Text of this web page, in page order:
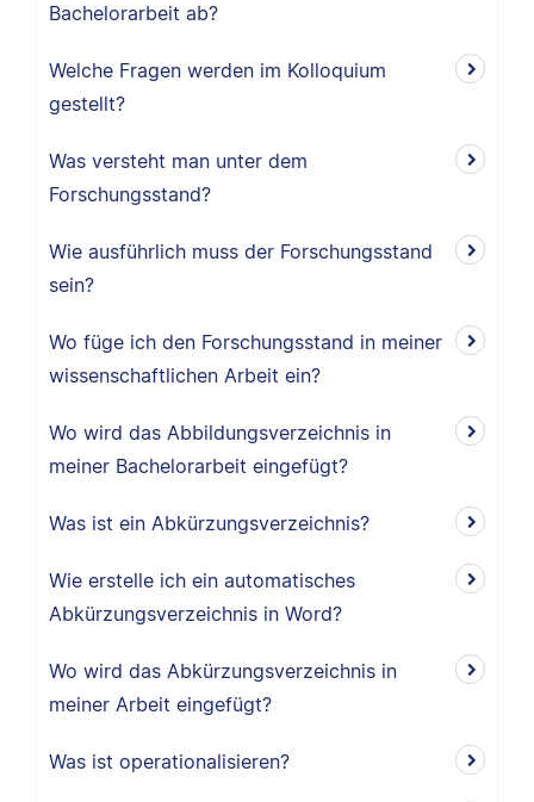
Bachelorarbeit ab?
Welche Fragen werden im Kolloquium
gestellt?
Was versteht man unter dem
Forschungsstand?
Wie ausführlich muss der Forschungsstand
sein?
Wo füge ich den Forschungsstand in meiner
wissenschaftlichen Arbeit ein?
Wo wird das Abbildungsverzeichnis in
meiner Bachelorarbeit eingefügt?
Was ist ein Abkürzungsverzeichnis?
Wie erstelle ich ein automatisches
Abkürzungsverzeichnis in Word?
Wo wird das Abkürzungsverzeichnis in
meiner Arbeit eingefügt?
Was ist operationalisieren?